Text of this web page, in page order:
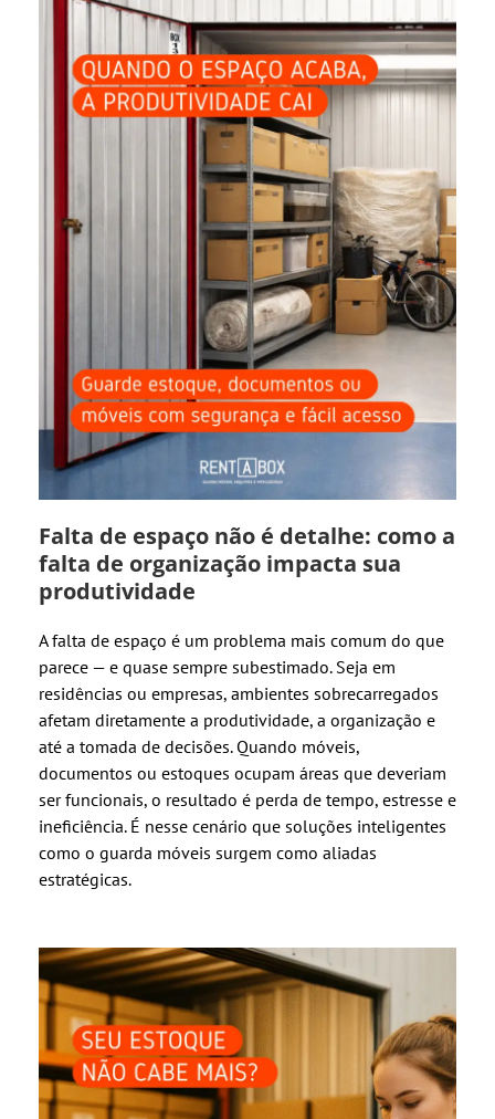
Falta de espaço não é detalhe: como a
falta de organização impacta sua
produtividade
A falta de espaço é um problema mais comum do que
parece — e quase sempre subestimado. Seja em
residências ou empresas, ambientes sobrecarregados
afetam diretamente a produtividade, a organização e
até a tomada de decisões. Quando móveis,
documentos ou estoques ocupam áreas que deveriam
ser funcionais, o resultado é perda de tempo, estresse e
ineficiência. É nesse cenário que soluções inteligentes
como o guarda móveis surgem como aliadas
estratégicas.